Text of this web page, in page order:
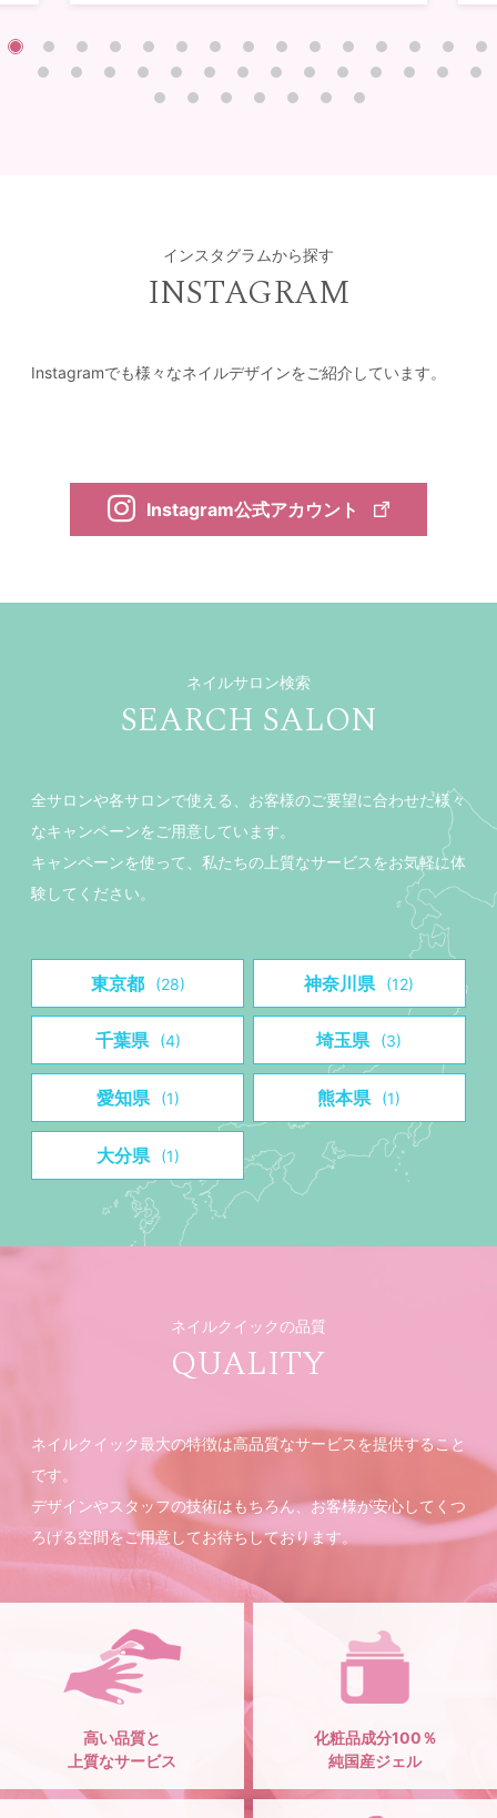
インスタグラムから探す
INSTAGRAM
Instagramでも様々なネイルデザインをご紹介しています。
Instagram公式アカウント
ネイルサロン検索
SEARCH SALON
全サロンや各サロンで使える、お客様のご要望に合わせた様々
なキャンペーンをご用意しています。
キャンペーンを使って、私たちの上質なサービスをお気軽に体
験してください。
東京都 (28) 神奈川県 (12)
千葉県 (4) 埼玉県 (3)
愛知県 (1) 熊本県 (1)
大分県 (1)
ネイルクイックの品質
QUALITY
ネイルクイック最大の特徴は高品質なサービスを提供すること
です。
デザインやスタッフの技術はもちろん、お客様が安心してくつ
ろげる空間をご用意してお待ちしております。
高い品質と
上質なサービス
化粧品成分100％
純国産ジェル